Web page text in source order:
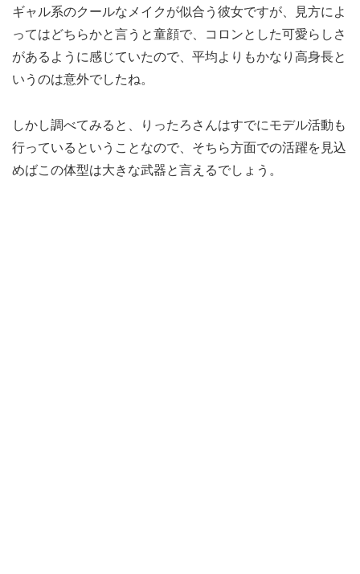
ギャル系のクールなメイクが似合う彼女ですが、見方によ
ってはどちらかと言うと童顔で、コロンとした可愛らしさ
があるように感じていたので、平均よりもかなり高身長と
いうのは意外でしたね。
しかし調べてみると、りったろさんはすでにモデル活動も
行っているということなので、そちら方面での活躍を見込
めばこの体型は大きな武器と言えるでしょう。